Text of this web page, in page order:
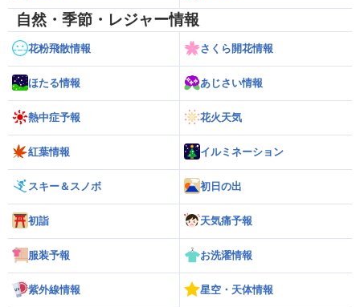
自然・季節・レジャー情報
花粉飛散情報 さくら開花情報
ほたる情報 あじさい情報
熱中症予報 花火天気
紅葉情報 イルミネーション
スキー＆スノボ 初日の出
初詣 天気痛予報
服装予報 お洗濯情報
紫外線情報 星空・天体情報